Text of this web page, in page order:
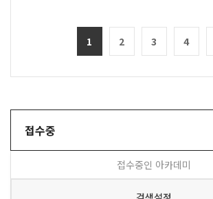
1 2 3 4
접수중
접수중인 아카데미